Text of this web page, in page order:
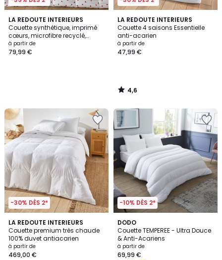
LA REDOUTE INTERIEURS
Couette synthétique, imprimé
cœurs, microfibre recyclé,
SCACCO
Prix
à
à partir de
79,99 €
LA REDOUTE INTERIEURS
Couette 4 saisons Essentielle
anti-acarien
à partir de
47,99 €
4,6
/ 5
4,6
/
-30% DÈS 2*
LA REDOUTE INTERIEURS
Couette premium très chaude
100% duvet antiacarien
à partir de
469,00 €
5
/
5
-10% DÈS 2*
DODO
Couette TEMPEREE - Ultra Douce
& Anti-Acariens
à partir de
69,99 €
4,6
/ 5